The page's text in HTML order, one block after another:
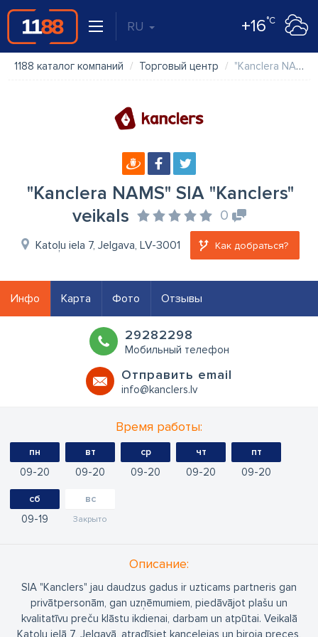
RU +16°C
1188 каталог компаний Торговый центр "Kanclera NAMS" SIA "Kanclers" veikals
"Kanclera NAMS" SIA "Kanclers"
veikals
0
Katoļu iela 7, Jelgava, LV-3001 Как добраться?
Инфо Карта Фото Отзывы
29282298
Мобильный телефон
Oтправить email
info@kanclers.lv
Время работы:
пн
09 20
вт
09 20
ср
09 20
чт
09 20
пт
09 20
сб
09 19
вс
Закрыто
Oписание:
SIA "Kanclers" jau daudzus gadus ir uzticams partneris gan
privātpersonām, gan uzņēmumiem, piedāvājot plašu un
kvalitatīvu preču klāstu ikdienai, darbam un atpūtai. Veikalā
Katoļu ielā 7, Jelgavā, atradīsiet kancelejas un biroja preces,